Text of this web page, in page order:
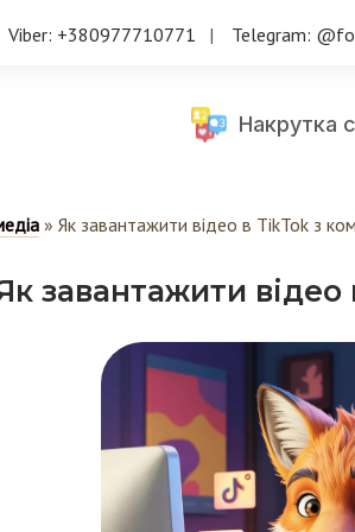
Viber: +380977710771 Telegram:
Накрутка
» Як завантажити відео в TikTok з
завантажити